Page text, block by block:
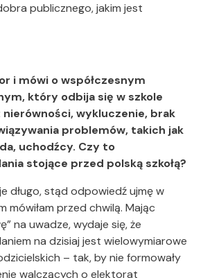
publicznego, jakim jest
i mówi o współczesnym
który odbija się w szkole
wykluczenie, brak
problemów, takich jak
uchodźcy. Czy to
stojące przed polską szkołą?
długo, stąd odpowiedź ujmę w
mówiłam przed chwilą. Mając
na uwadze, wydaje się, że
na dzisiaj jest wielowymiarowe
– tak, by nie formowały
walczących o elektorat